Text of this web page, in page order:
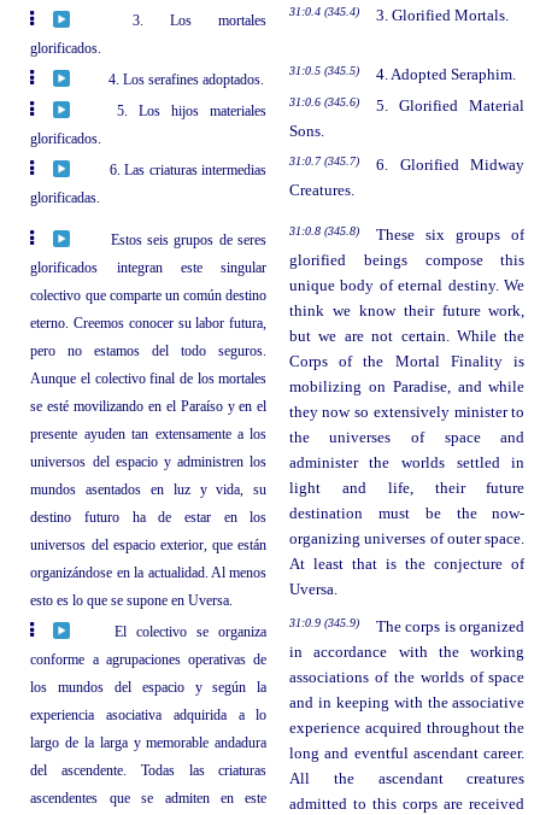
3. Los mortales
glorificados.
31:0.4 (345.4) 3. Glorified Mortals.
4. Los serafines adoptados.
31:0.5 (345.5) 4. Adopted Seraphim.
5. Los hijos materiales
glorificados.
31:0.6 (345.6)
5. Glorified Material
Sons.
6. Las criaturas intermedias
glorificadas.
31:0.7 (345.7)
6. Glorified Midway
Creatures.
Estos seis grupos de seres
glorificados integran este singular
colectivo que comparte un común destino
eterno. Creemos conocer su labor futura,
pero no estamos del todo seguros.
Aunque el colectivo final de los mortales
se esté movilizando en el Paraíso y en el
presente ayuden tan extensamente a los
universos del espacio y administren los
mundos asentados en luz y vida, su
destino futuro ha de estar en los
universos del espacio exterior, que están
organizándose en la actualidad. Al menos
esto es lo que se supone en Uversa.
31:0.8 (345.8)
These six groups of
glorified beings compose this
unique body of eternal destiny. We
think we know their future work,
but we are not certain. While the
Corps of the Mortal Finality is
mobilizing on Paradise, and while
they now so extensively minister to
the universes of space and
administer the worlds settled in
light and life, their future
destination must be the now-
organizing universes of outer space.
At least that is the conjecture of
Uversa.
El colectivo se organiza
conforme a agrupaciones operativas de
los mundos del espacio y según la
experiencia asociativa adquirida a lo
largo de la larga y memorable andadura
del ascendente. Todas las criaturas
ascendentes que se admiten en este
31:0.9 (345.9)
The corps is organized
in accordance with the working
associations of the worlds of space
and in keeping with the associative
experience acquired throughout the
long and eventful ascendant career.
All the ascendant creatures
admitted to this corps are received